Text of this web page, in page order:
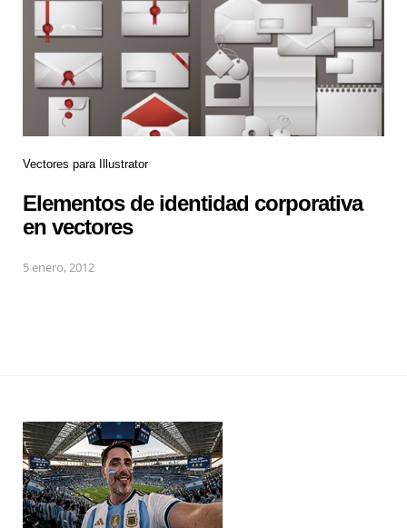
Vectores para Illustrator
Elementos de identidad corporativa
en vectores
5 enero, 2012